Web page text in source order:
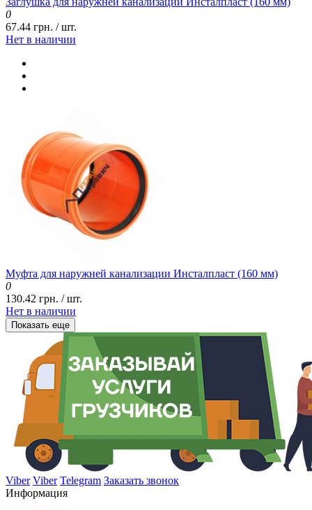
0
67.44 грн. / шт.
Нет в наличии
Муфта для наружней канализации Инсталпласт (160 мм)
0
130.42 грн. / шт.
Нет в наличии
Показать еще
Viber Viber Telegram Заказать звонок
Информация